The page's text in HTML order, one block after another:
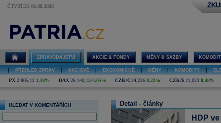
ČTVRTEK 06.08.2026
ZPRAVODAJSTVÍ AKCIE & FONDY MĚNY & SAZBY
PŘEHLED ZPRÁV AKCIOVÉ EKONOMICKÉ MĚNY KOMODITY
PX 2 805,12 1,30% DAX 26 140,13 0,05% CZK/€ 24,226 0,22% CZK/$ 21,023 0,48%
HLEDAT V KOMENTÁŘÍCH Detail - články
HDP